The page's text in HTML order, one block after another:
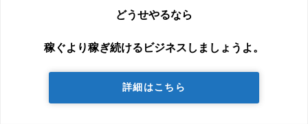
どうせやるなら
稼ぐより稼ぎ続けるビジネスしましょうよ。
詳細はこちら